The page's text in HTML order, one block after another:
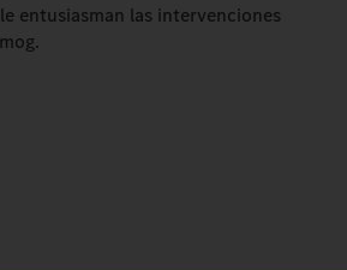
entusiasman las intervenciones